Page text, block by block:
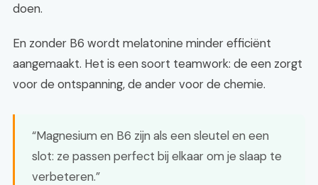
doen.
En zonder B6 wordt melatonine minder efficiënt
aangemaakt. Het is een soort teamwork: de een zorgt
voor de ontspanning, de ander voor de chemie.
“Magnesium en B6 zijn als een sleutel en een
slot: ze passen perfect bij elkaar om je slaap te
verbeteren.”